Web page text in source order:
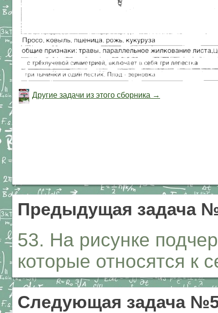
Другие задачи из этого сборника →
Предыдущая задача
53. На рисунке
которые относятся к
Следующая задача